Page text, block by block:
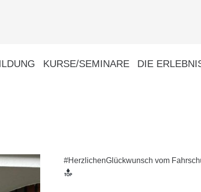
KURSE/SEMINARE DIE
#HerzlichenGlückwunsch vom